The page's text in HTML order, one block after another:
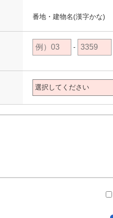
番地・建物名(漢字かな)
-